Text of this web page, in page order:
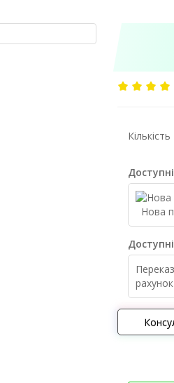
Кількість
Нова